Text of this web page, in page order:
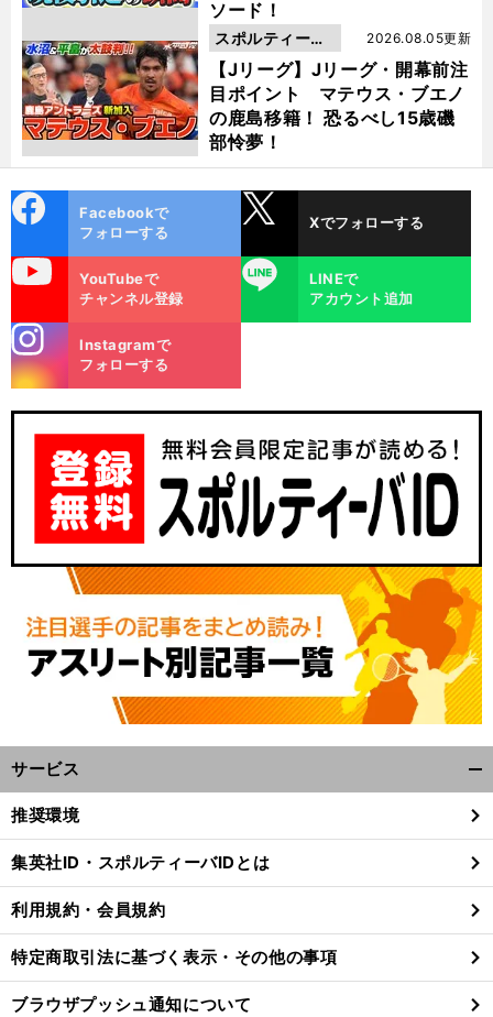
ソード！
【Jリーグ】Jリーグ・開幕前注
目ポイント マテウス・ブエノ
の鹿島移籍！ 恐るべし15歳磯
部怜夢！
2026.08.05更新
スポルティーバ
動画
ok
Facebookで
フォローする
Xでフォローする
YouTubeで
チャンネル登録
LINE
LINEで
アカウント追加
m
Instagramで
フォローする
サービス
閉
る
推奨環境
集英社ID・スポルティーバIDとは
利用規約・会員規約
特定商取引法に基づく表示・その他の事項
ブラウザプッシュ通知について